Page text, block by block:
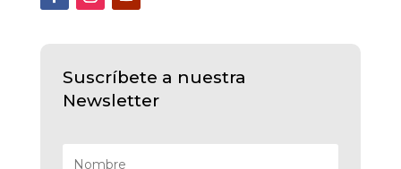
Suscríbete a nuestra
Newsletter